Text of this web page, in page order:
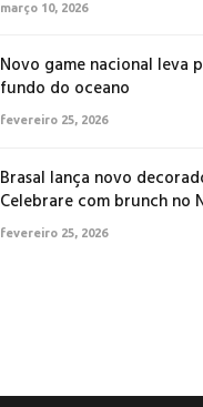
março 10, 2026
Novo game nacional leva
fundo do oceano
fevereiro 25, 2026
Brasal lança novo
Celebrare com brunch no
fevereiro 25, 2026